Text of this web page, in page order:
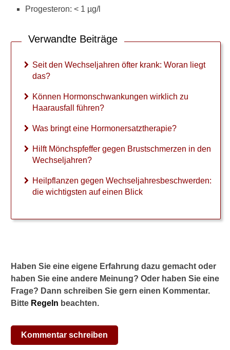
Progesteron: < 1 µg/l
Verwandte Beiträge
Seit den Wechseljahren öfter krank: Woran liegt
das?
Können Hormonschwankungen wirklich zu
Haarausfall führen?
Was bringt eine Hormonersatztherapie?
Hilft Mönchspfeffer gegen Brustschmerzen in den
Wechseljahren?
Heilpflanzen gegen Wechseljahresbeschwerden:
die wichtigsten auf einen Blick
Haben Sie eine eigene Erfahrung dazu gemacht oder
haben Sie eine andere Meinung? Oder haben Sie eine
Frage? Dann schreiben Sie gern einen Kommentar.
Bitte Regeln beachten.
Kommentar schreiben
e
d
s
?
K
ö
n
n
H
r
m
s
n
k
u
n
n